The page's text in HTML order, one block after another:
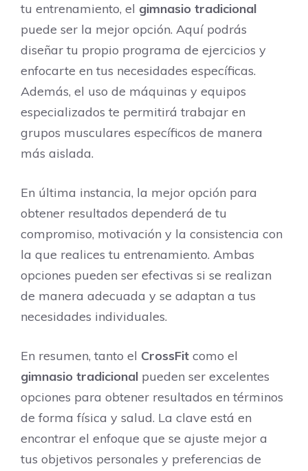
tu entrenamiento, el gimnasio tradicional
puede ser la mejor opción. Aquí podrás
diseñar tu propio programa de ejercicios y
enfocarte en tus necesidades específicas.
Además, el uso de máquinas y equipos
especializados te permitirá trabajar en
grupos musculares específicos de manera
más aislada.
En última instancia, la mejor opción para
obtener resultados dependerá de tu
compromiso, motivación y la consistencia con
la que realices tu entrenamiento. Ambas
opciones pueden ser efectivas si se realizan
de manera adecuada y se adaptan a tus
necesidades individuales.
En resumen, tanto el CrossFit como el
gimnasio tradicional pueden ser excelentes
opciones para obtener resultados en términos
de forma física y salud. La clave está en
encontrar el enfoque que se ajuste mejor a
tus objetivos personales y preferencias de